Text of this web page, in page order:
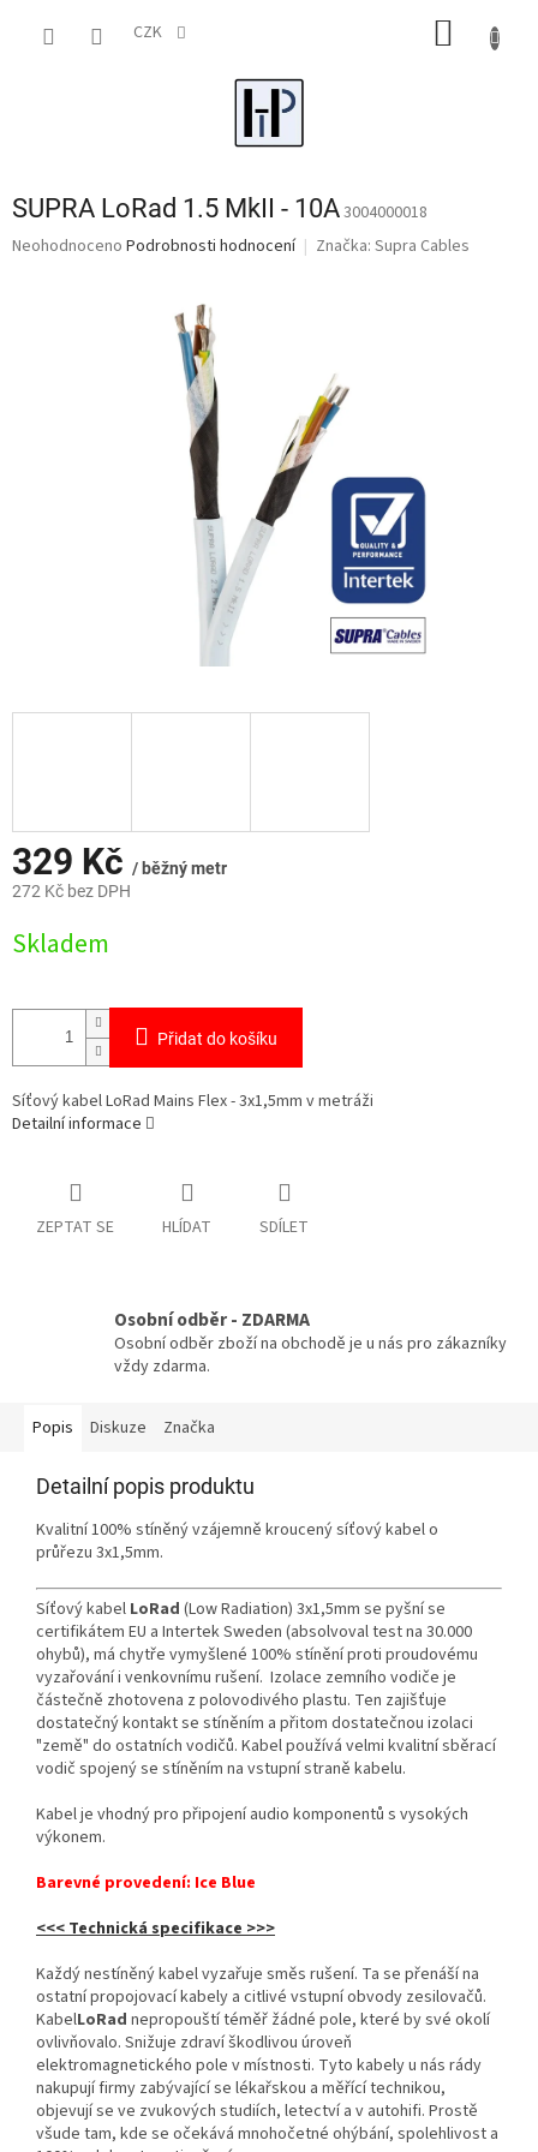
CZK
SUPRA LoRad 1.5 MkII - 10A3004000018
Průměrné
Neohodnoceno Podrobnosti hodnocení Značka: Supra Cables
329 Kč / běžný metr
272 Kč bez DPH
cena:
Skladem
Přidat do košíku
Síťový kabel LoRad Mains Flex - 3x1,5mm v metráži
Detailní informace
ZEPTAT SE HLÍDAT SDÍLET
Osobní odběr - ZDARMA
Osobní odběr zboží na obchodě je u nás pro zákazníky
vždy zdarma.
Popis Diskuze Značka
Detailní popis produktu
Kvalitní 100% stíněný vzájemně kroucený síťový kabel o
průřezu 3x1,5mm.
Síťový kabel LoRad (Low Radiation) 3x1,5mm se pyšní se
certifikátem EU a Intertek Sweden (absolvoval test na 30.000
ohybů), má chytře vymyšlené 100% stínění proti proudovému
vyzařování i venkovnímu rušení. Izolace zemního vodiče je
částečně zhotovena z polovodivého plastu. Ten zajišťuje
dostatečný kontakt se stíněním a přitom dostatečnou izolaci
"země" do ostatních vodičů. Kabel používá velmi kvalitní sběrací
vodič spojený se stíněním na vstupní straně kabelu.
Kabel je vhodný pro připojení audio komponentů s vysokých
výkonem.
Barevné provedení: Ice Blue
<<< Technická specifikace >>>
Každý nestíněný kabel vyzařuje směs rušení. Ta se přenáší na
ostatní propojovací kabely a citlivé vstupní obvody zesilovačů.
KabelLoRad nepropouští téměř žádné pole, které by své okolí
ovlivňovalo. Snižuje zdraví škodlivou úroveň
elektromagnetického pole v místnosti. Tyto kabely u nás rády
nakupují firmy zabývající se lékařskou a měřící technikou,
objevují se ve zvukových studiích, letectví a v autohifi. Prostě
všude tam, kde se očekává mnohočetné ohýbání, spolehlivost a